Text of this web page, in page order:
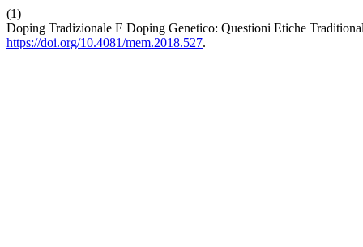
(1)
Doping Tradizionale E Doping Genetico: Questioni Etiche
https://doi.org/10.4081/mem.2018.527.